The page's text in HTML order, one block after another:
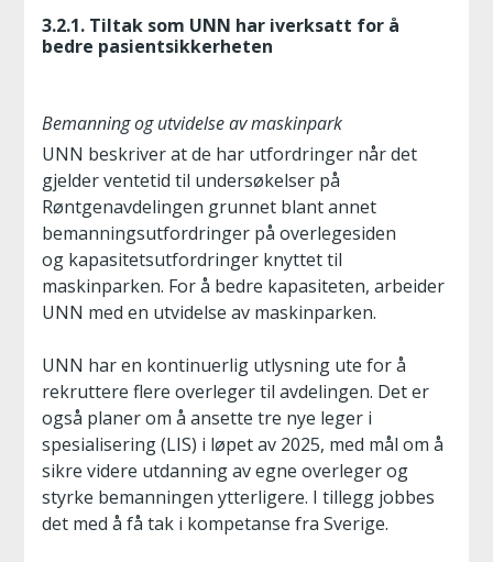
3.2.1. Tiltak som UNN har iverksatt for å
bedre pasientsikkerheten
Bemanning og utvidelse av maskinpark
UNN beskriver at de har utfordringer når det
gjelder ventetid til undersøkelser på
Røntgenavdelingen grunnet blant annet
bemanningsutfordringer på overlegesiden
og kapasitetsutfordringer knyttet til
maskinparken. For å bedre kapasiteten, arbeider
UNN med en utvidelse av maskinparken.
UNN har en kontinuerlig utlysning ute for å
rekruttere flere overleger til avdelingen. Det er
også planer om å ansette tre nye leger i
spesialisering (LIS) i løpet av 2025, med mål om å
sikre videre utdanning av egne overleger og
styrke bemanningen ytterligere. I tillegg jobbes
det med å få tak i kompetanse fra Sverige.